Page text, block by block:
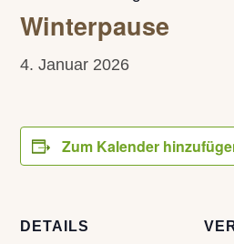
Winterpause
4. Januar 2026
Zum Kalender
DETAILS